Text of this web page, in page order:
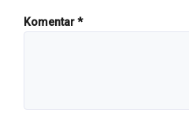
Komentar*